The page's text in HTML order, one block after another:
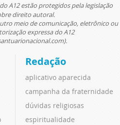
A12 estão protegidos pela legislação
direito autoral.
meio de comunicação, eletrônico ou
expressa do A12
Redação
aplicativo aparecida
campanha da fraternidade
dúvidas religiosas
espiritualidade